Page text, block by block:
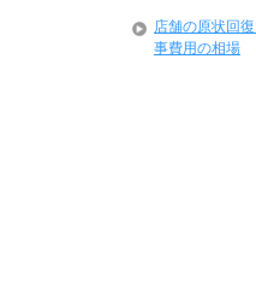
店舗の原状回
事費用の相場